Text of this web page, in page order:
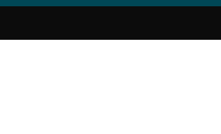
Equipos